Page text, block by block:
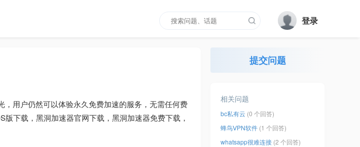
登录
用户仍然可以体验永久免费加速的服务，无需任何费
下载，黑洞加速器官网下载，黑洞加速器免费下载，
提交问题
相关问题
bc私有云 (0 个回答)
蜂鸟ⅤPN软件 (1 个回答)
whatsapp很难连接 (2 个回答)